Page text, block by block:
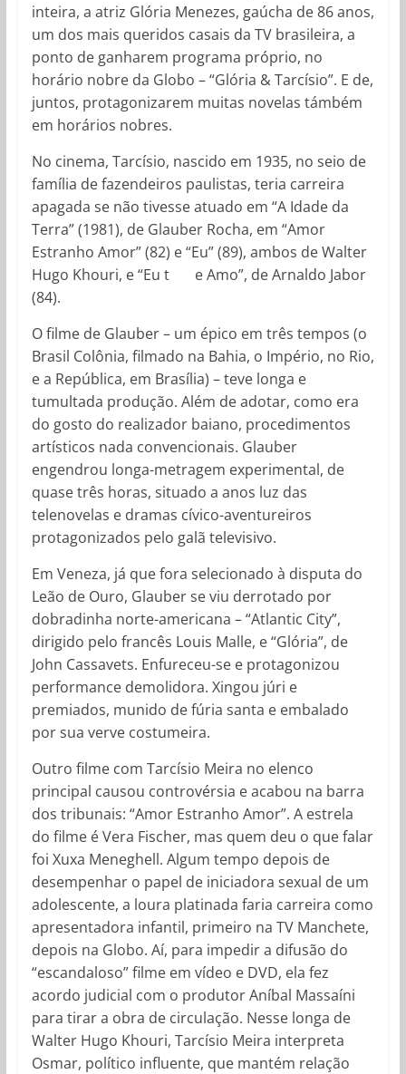
inteira, a atriz Glória Menezes, gaúcha de 86 anos,
um dos mais queridos casais da TV brasileira, a
ponto de ganharem programa próprio, no
horário nobre da Globo – “Glória & Tarcísio”. E de,
juntos, protagonizarem muitas novelas támbém
em horários nobres.
No cinema, Tarcísio, nascido em 1935, no seio de
família de fazendeiros paulistas, teria carreira
apagada se não tivesse atuado em “A Idade da
Terra” (1981), de Glauber Rocha, em “Amor
Estranho Amor” (82) e “Eu” (89), ambos de Walter
Hugo Khouri, e “Eu t e Amo”, de Arnaldo Jabor
(84).
O filme de Glauber – um épico em três tempos (o
Brasil Colônia, filmado na Bahia, o Império, no Rio,
e a República, em Brasília) – teve longa e
tumultada produção. Além de adotar, como era
do gosto do realizador baiano, procedimentos
artísticos nada convencionais. Glauber
engendrou longa-metragem experimental, de
quase três horas, situado a anos luz das
telenovelas e dramas cívico-aventureiros
protagonizados pelo galã televisivo.
Em Veneza, já que fora selecionado à disputa do
Leão de Ouro, Glauber se viu derrotado por
dobradinha norte-americana – “Atlantic City”,
dirigido pelo francês Louis Malle, e “Glória”, de
John Cassavets. Enfureceu-se e protagonizou
performance demolidora. Xingou júri e
premiados, munido de fúria santa e embalado
por sua verve costumeira.
Outro filme com Tarcísio Meira no elenco
principal causou controvérsia e acabou na barra
dos tribunais: “Amor Estranho Amor”. A estrela
do filme é Vera Fischer, mas quem deu o que falar
foi Xuxa Meneghell. Algum tempo depois de
desempenhar o papel de iniciadora sexual de um
adolescente, a loura platinada faria carreira como
apresentadora infantil, primeiro na TV Manchete,
depois na Globo. Aí, para impedir a difusão do
“escandaloso” filme em vídeo e DVD, ela fez
acordo judicial com o produtor Aníbal Massaíni
para tirar a obra de circulação. Nesse longa de
Walter Hugo Khouri, Tarcísio Meira interpreta
Osmar, político influente, que mantém relação